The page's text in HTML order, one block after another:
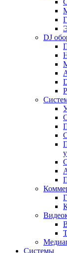
DJ
Системы